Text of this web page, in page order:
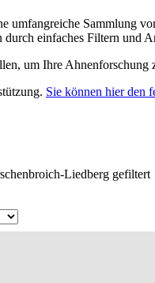
Sammlung
einfaches Filtern und
um Ihre
Sie können hier den
Liedberg gefiltert